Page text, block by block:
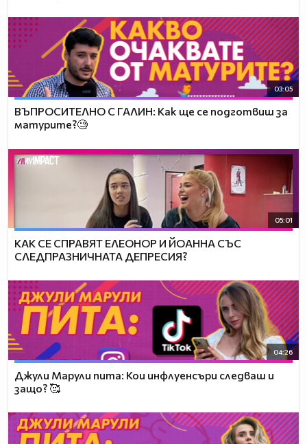
03:05
ВЪПРОСИТЕЛНО С ГАЛИН: Как ще се подготвиш за
матурите?🧐
05:01
КАК СЕ СПРАВЯТ ЕЛЕОНОР И ЙОАННА СЪС
СЛЕДПРАЗНИЧНАТА ДЕПРЕСИЯ?
04:26
Джули Марули пита: Кои инфлуенсъри следваш и
защо? 🥰